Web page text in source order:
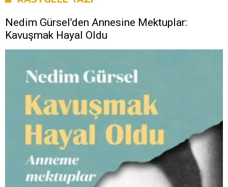
Nedim Gürsel’den Annesine Mektuplar:
Kavuşmak Hayal Oldu